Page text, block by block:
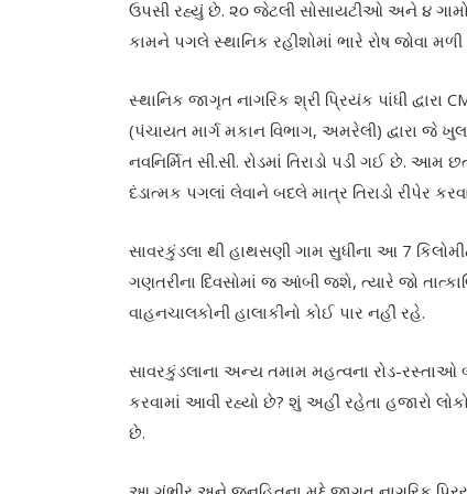
ઉપસી રહ્યું છે. ૨૦ જેટલી સોસાયટીઓ અને ૪
કામને પગલે સ્થાનિક રહીશોમાં ભારે રોષ જોવા મળી
સ્થાનિક જાગૃત નાગરિક શ્રી પ્રિયંક પાંધી
(પંચાયત માર્ગ મકાન વિભાગ, અમરેલી) દ્વારા જે
નવનિર્મિત સી.સી. રોડમાં તિરાડો પડી ગઈ છે.
દંડાત્મક પગલાં લેવાને બદલે માત્ર તિરાડો રીપેર
સાવરકુંડલા થી હાથસણી ગામ સુધીના આ 7
ગણતરીના દિવસોમાં જ આંબી જશે, ત્યારે જો
વાહનચાલકોની હાલાકીનો કોઈ પાર નહીં રહે.
સાવરકુંડલાના અન્ય તમામ મહત્વના રોડ-
કરવામાં આવી રહ્યો છે? શું અહીં રહેતા હજારો
છે.